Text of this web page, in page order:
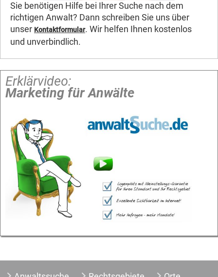
Sie benötigen Hilfe bei Ihrer Suche nach dem
richtigen Anwalt? Dann schreiben Sie uns über
unser Kontaktformular. Wir helfen Ihnen kostenlos
und unverbindlich.
Erklärvideo:
Marketing für Anwälte